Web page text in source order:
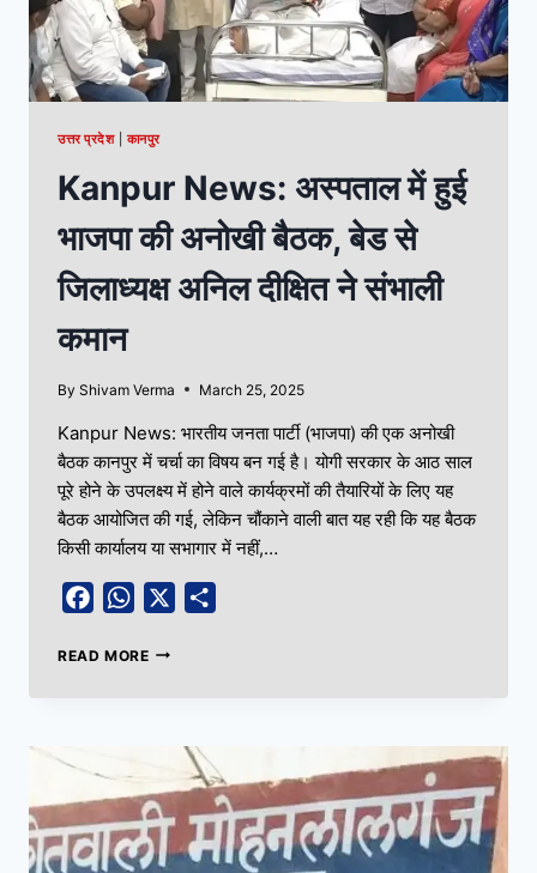
उत्तर प्रदेश|कानपुर
Kanpur News: अस्पताल में हुई
भाजपा की अनोखी बैठक, बेड से
जिलाध्यक्ष अनिल दीक्षित ने संभाली
कमान
By Shivam Verma March 25, 2025
Kanpur News: भारतीय जनता पार्टी (भाजपा) की एक अनोखी
बैठक कानपुर में चर्चा का विषय बन गई है। योगी सरकार के आठ साल
पूरे होने के उपलक्ष्य में होने वाले कार्यक्रमों की तैयारियों के लिए यह
बैठक आयोजित की गई, लेकिन चौंकाने वाली बात यह रही कि यह बैठक
किसी कार्यालय या सभागार में नहीं,…
FacebookWhatsApp
READ MORE